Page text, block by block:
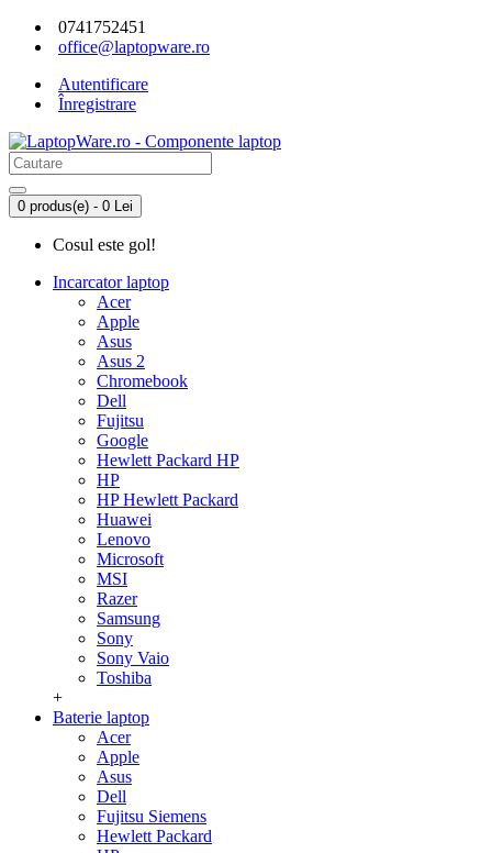
0741752451
office@laptopware.ro
Autentificare
Înregistrare
0 produs(e) - 0 Lei
Cosul este gol!
Incarcator laptop
Acer
Apple
Asus
Asus 2
Chromebook
Dell
Fujitsu
Google
Hewlett Packard HP
HP
HP Hewlett Packard
Huawei
Lenovo
Microsoft
MSI
Razer
Samsung
Sony
Sony Vaio
Toshiba
+
Baterie laptop
Acer
Apple
Asus
Dell
Fujitsu Siemens
Hewlett Packard